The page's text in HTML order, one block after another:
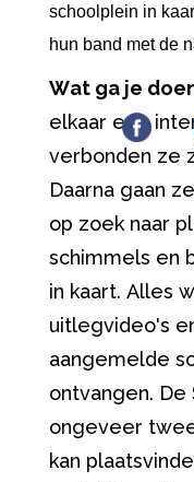
schoolplein in
hun band met de
Wat ga je
elkaar een
verbonden ze
Daarna gaan
op zoek naar
schimmels en
in kaart. Alles
uitlegvideo's
aangemelde
ontvangen. De
ongeveer
kan